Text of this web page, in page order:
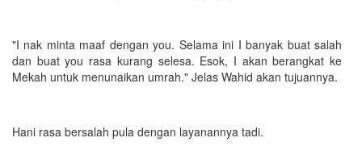
"I nak minta maaf dengan you. Selama ini I banyak buat salah
dan buat you rasa kurang selesa. Esok, I akan berangkat ke
Mekah untuk menunaikan umrah." Jelas Wahid akan tujuannya.
Hani rasa bersalah pula dengan layanannya tadi.